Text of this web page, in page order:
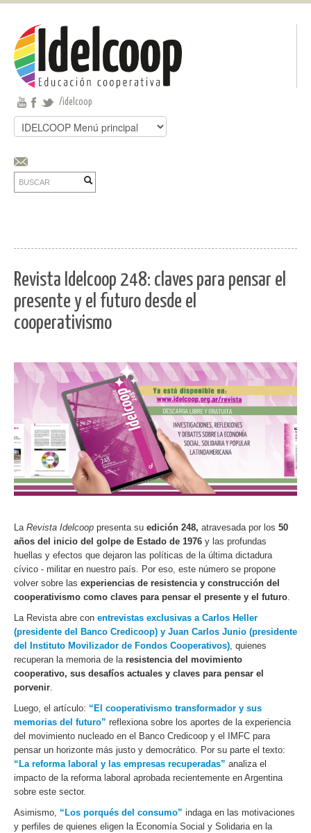
Pasar al contenido principal
Jump to main content
/idelcoop
Formulario de búsqueda
Revista Idelcoop 248: claves para pensar el
presente y el futuro desde el
cooperativismo
La Revista Idelcoop presenta su edición 248, atravesada por los 50
años del inicio del golpe de Estado de 1976 y las profundas
huellas y efectos que dejaron las políticas de la última dictadura
cívico - militar en nuestro país. Por eso, este número se propone
volver sobre las experiencias de resistencia y construcción del
cooperativismo como claves para pensar el presente y el futuro.
La Revista abre con entrevistas exclusivas a Carlos Heller
(presidente del Banco Credicoop) y Juan Carlos Junio (presidente
del Instituto Movilizador de Fondos Cooperativos), quienes
recuperan la memoria de la resistencia del movimiento
cooperativo, sus desafíos actuales y claves para pensar el
porvenir.
Luego, el artículo: “El cooperativismo transformador y sus
memorias del futuro” reflexiona sobre los aportes de la experiencia
del movimiento nucleado en el Banco Credicoop y el IMFC para
pensar un horizonte más justo y democrático. Por su parte el texto:
“La reforma laboral y las empresas recuperadas” analiza el
impacto de la reforma laboral aprobada recientemente en Argentina
sobre este sector.
Asimismo, “Los porqués del consumo” indaga en las motivaciones
y perfiles de quienes eligen la Economía Social y Solidaria en la